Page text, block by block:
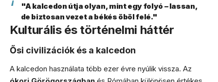
"A kalcedon útja olyan, mint egy folyó – lassan,
de biztosan vezet a békés öböl felé."
Kulturális és történelmi háttér
Ősi civilizációk és a kalcedon
A kalcedon használata több ezer évre nyúlik vissza. Az